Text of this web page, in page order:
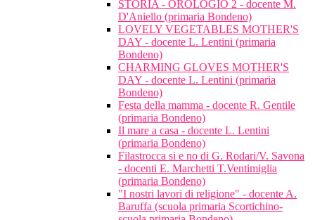
STORIA - OROLOGIO 2 - docente M.
D'Aniello (primaria Bondeno)
LOVELY VEGETABLES MOTHER'S
DAY - docente L. Lentini (primaria
Bondeno)
CHARMING GLOVES MOTHER'S
DAY - docente L. Lentini (primaria
Bondeno)
Festa della mamma - docente R. Gentile
(primaria Bondeno)
Il mare a casa - docente L. Lentini
(primaria Bondeno)
Filastrocca si e no di G. Rodari/V. Savona
- docenti E. Marchetti T.Ventimiglia
(primaria Bondeno)
"I nostri lavori di religione" - docente A.
Baruffa (scuola primaria Scortichino-